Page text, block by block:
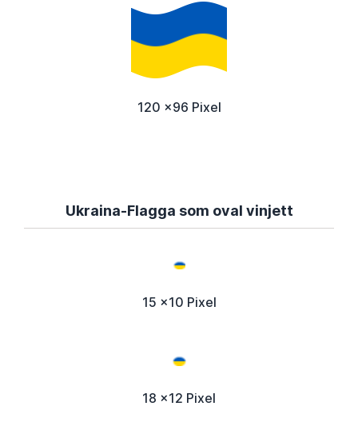
120 x96 Pixel
Ukraina-Flagga som oval vinjett
15 x10 Pixel
18 x12 Pixel